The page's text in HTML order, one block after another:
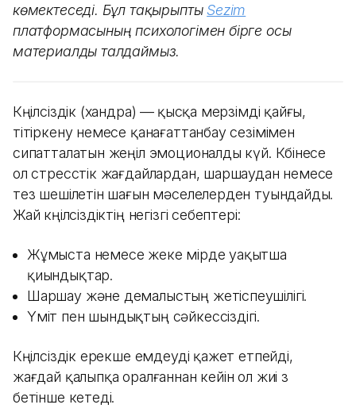
көмектеседі. Бұл тақырыпты Sezim
платформасының психологімен бірге осы
материалды талдаймыз.
Көңілсіздік (хандра) — қысқа мерзімді қайғы,
тітіркену немесе қанағаттанбау сезімімен
сипатталатын жеңіл эмоционалды күй. Көбінесе
ол стресстік жағдайлардан, шаршаудан немесе
тез шешілетін шағын мәселелерден туындайды.
Жай көңілсіздіктің негізгі себептері:
Жұмыста немесе жеке өмірде уақытша
қиындықтар.
Шаршау және демалыстың жетіспеушілігі.
Үміт пен шындықтың сәйкессіздігі.
Көңілсіздік ерекше емдеуді қажет етпейді,
жағдай қалыпқа оралғаннан кейін ол жиі өз
бетінше кетеді.